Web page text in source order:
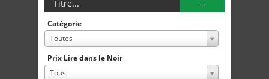
Catégorie
Toutes
Prix Lire dans le Noir
Tous